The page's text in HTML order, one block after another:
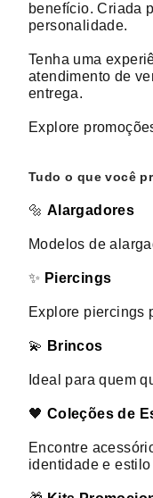
benefício. Criada
personalidade.
Tenha uma
atendimento de
entrega.
Explore
Tudo o que você
🔩 Alargadores
Modelos de
✨ Piercings
Explore piercings
💫 Brincos
Ideal para quem
🖤 Coleções de
Encontre
identidade e